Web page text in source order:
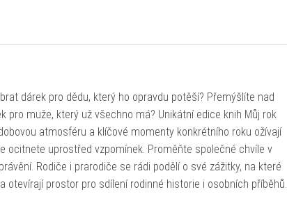
dárek pro dědu, který ho opravdu potěší? Přemýšlíte nad
muže, který už všechno má? Unikátní edice knih Můj rok
atmosféru a klíčové momenty konkrétního roku ožívají
ocitnete uprostřed vzpomínek. Proměňte společné chvíle v
Rodiče i prarodiče se rádi podělí o své zážitky, na které
otevírají prostor pro sdílení rodinné historie i osobních příběhů.